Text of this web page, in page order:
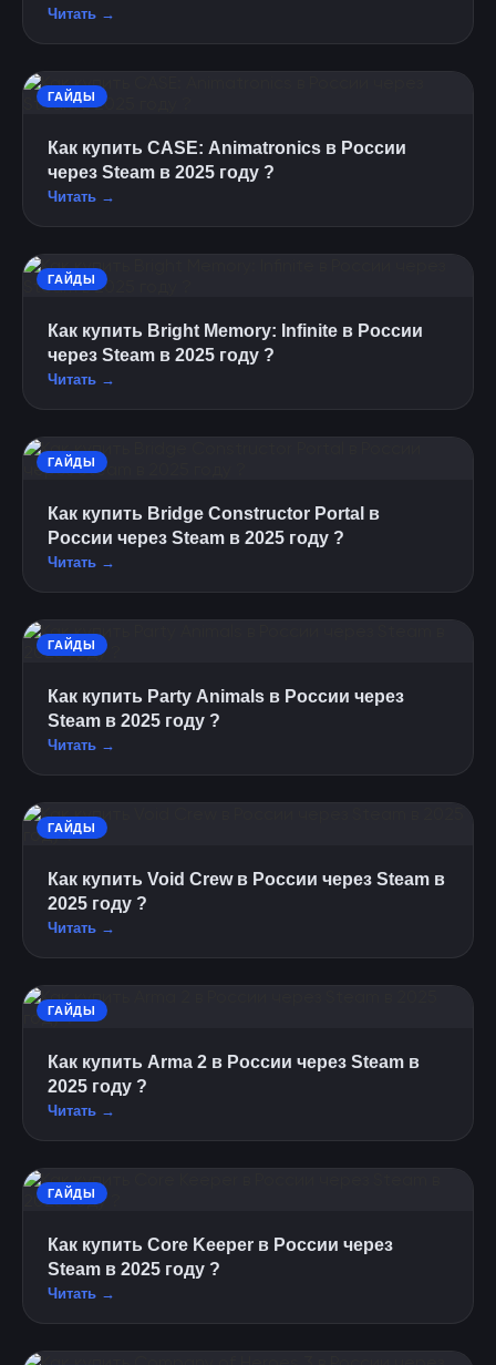
Читать →
ГАЙДЫ
Как купить CASE: Animatronics в России
через Steam в 2025 году ?
Читать →
ГАЙДЫ
Как купить Bright Memory: Infinite в России
через Steam в 2025 году ?
Читать →
ГАЙДЫ
Как купить Bridge Constructor Portal в
России через Steam в 2025 году ?
Читать →
ГАЙДЫ
Как купить Party Animals в России через
Steam в 2025 году ?
Читать →
ГАЙДЫ
Как купить Void Crew в России через Steam в
2025 году ?
Читать →
ГАЙДЫ
Как купить Arma 2 в России через Steam в
2025 году ?
Читать →
ГАЙДЫ
Как купить Core Keeper в России через
Steam в 2025 году ?
Читать →